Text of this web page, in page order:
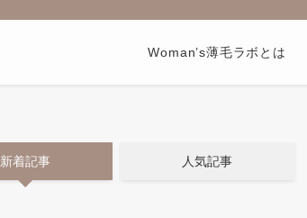
Woman’s薄毛ラボとは
新着記事 人気記事